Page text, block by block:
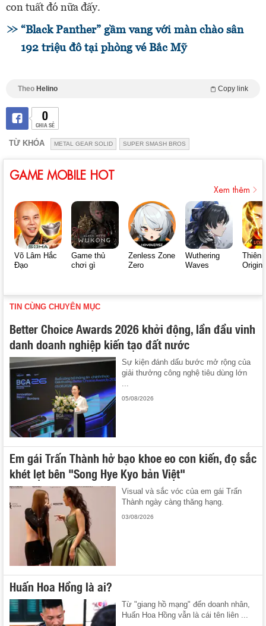
con tuất đó nữa đấy.
“Black Panther” gầm vang với màn chào sân
192 triệu đô tại phòng vé Bắc Mỹ
Theo Helino Copy link
0
CHIA SẺ
TỪ KHÓA METAL GEAR SOLID SUPER SMASH BROS
GAME MOBILE HOT
Xem thêm
Võ Lâm Hắc
Đạo
Game thủ
chơi gì
Zenless Zone
Zero
Wuthering
Waves
Thiên
Origin
TIN CÙNG CHUYÊN MỤC
Better Choice Awards 2026 khởi động, lần đầu vinh
danh doanh nghiệp kiến tạo đất nước
Sự kiện đánh dấu bước mở rộng của
giải thưởng công nghệ tiêu dùng lớn
...
05/08/2026
Em gái Trấn Thành hở bạo khoe eo con kiến, đọ sắc
khét lẹt bên "Song Hye Kyo bản Việt"
Visual và sắc vóc của em gái Trấn
Thành ngày càng thăng hạng.
03/08/2026
Huấn Hoa Hồng là ai?
Từ "giang hồ mạng" đến doanh nhân,
Huấn Hoa Hồng vẫn là cái tên liên ...